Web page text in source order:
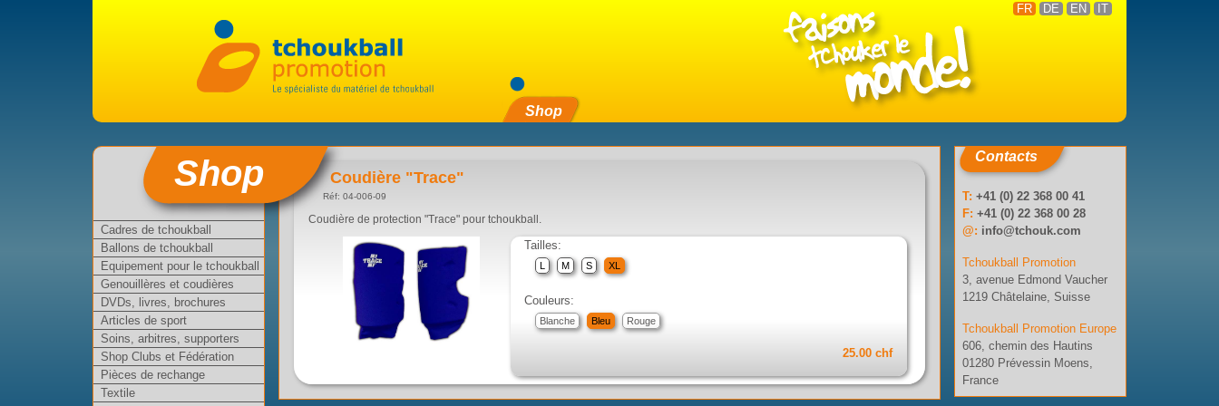
Shop
FR DE EN IT
Shop
Cadres de tchoukball
Ballons de tchoukball
Equipement pour le tchoukball
Genouillères et coudières
DVDs, livres, brochures
Articles de sport
Soins, arbitres, supporters
Shop Clubs et Fédération
Pièces de rechange
Textile
Coudière "Trace"
Réf: 04-006-09
Coudière de protection "Trace" pour tchoukball.
Tailles:
L M S XL
Couleurs:
Blanche Bleu Rouge
25.00 chf
Contacts
T: +41 (0) 22 368 00 41
F: +41 (0) 22 368 00 28
@: info@tchouk.com
Tchoukball Promotion
3, avenue Edmond Vaucher
1219 Châtelaine, Suisse
Tchoukball Promotion Europe
606, chemin des Hautins
01280 Prévessin Moens,
France